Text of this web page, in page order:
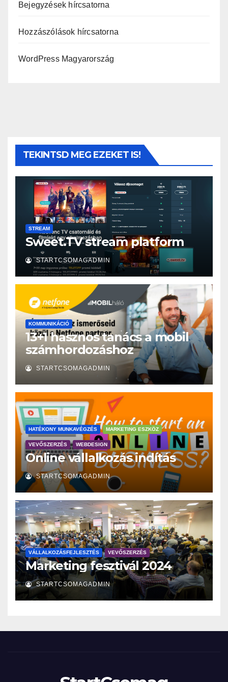
Bejegyzések hírcsatorna
Hozzászólások hírcsatorna
WordPress Magyarország
TEKINTSD MEG EZEKET IS!
STREAM
Sweet.TV stream platform
STARTCSOMAGADMIN
KOMMUNIKÁCIÓ
13+1 hasznos tanács a mobil
számhordozáshoz
STARTCSOMAGADMIN
HATÉKONY MUNKAVÉGZÉS MARKETING ESZKÖZ
VEVŐSZERZÉS WEBDESIGN
Online vállalkozás indítás
STARTCSOMAGADMIN
VÁLLALKOZÁSFEJLESZTÉS VEVŐSZERZÉS
Marketing fesztivál 2024
STARTCSOMAGADMIN